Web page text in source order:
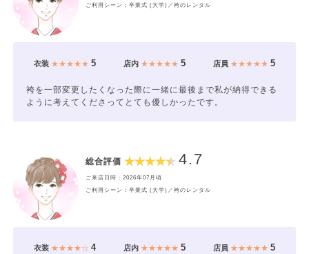
ご利用シーン：卒業式 (大学)／袴のレンタル
衣装★★★★★ 5 店内★★★★★ 5 店員 ★★★★★5
袴を一部変更したくなった際に一緒に最後まで私が納得できる
ように考えてくださってとても優しかったです。
総合評価 4.7
ご来店日時：2026年07月頃
ご利用シーン：卒業式 (大学)／袴のレンタル
衣装★★★★☆ 4 店内★★★★★ 5 店員 ★★★★★5